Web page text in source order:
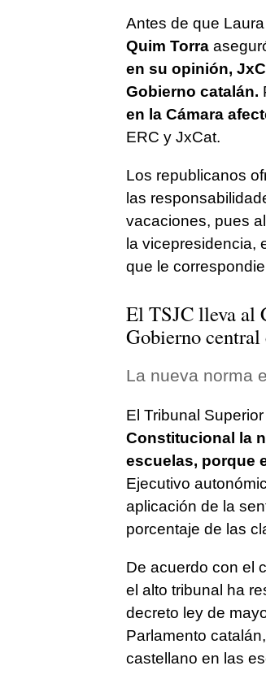
Antes de que
Quim Torra
en su opinión,
Gobierno catalán.
en la Cámara
ERC y JxCat.
Los republicanos
las
vacaciones, pues
la vicepresidencia,
que le
El TSJC lleva al
Gobierno central
La nueva norma
El Tribunal
Constitucional la
escuelas, porque
Ejecutivo
aplicación de la
porcentaje de las
De acuerdo con el
el alto tribunal ha
decreto ley de
Parlamento
castellano en las